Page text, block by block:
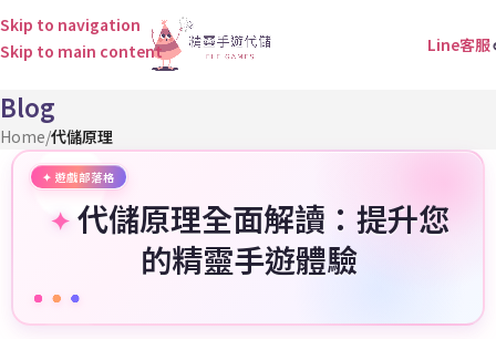
Skip to navigation
Skip to main content
Line客服
Blog
Home/代儲原理
代儲原理全面解讀：提升您
的精靈手遊體驗